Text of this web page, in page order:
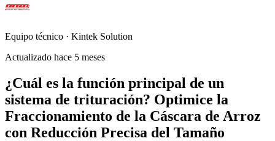
Equipo técnico · Kintek Solution
Actualizado hace 5 meses
¿Cuál es la función principal de un
sistema de trituración? Optimice la
Fraccionamiento de la Cáscara de Arroz
con Reducción Precisa del Tamaño